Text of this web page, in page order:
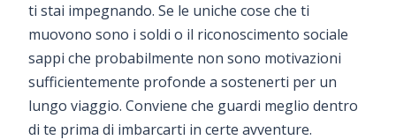
ti stai impegnando. Se le uniche cose che ti
muovono sono i soldi o il riconoscimento sociale
sappi che probabilmente non sono motivazioni
sufficientemente profonde a sostenerti per un
lungo viaggio. Conviene che guardi meglio dentro
di te prima di imbarcarti in certe avventure.